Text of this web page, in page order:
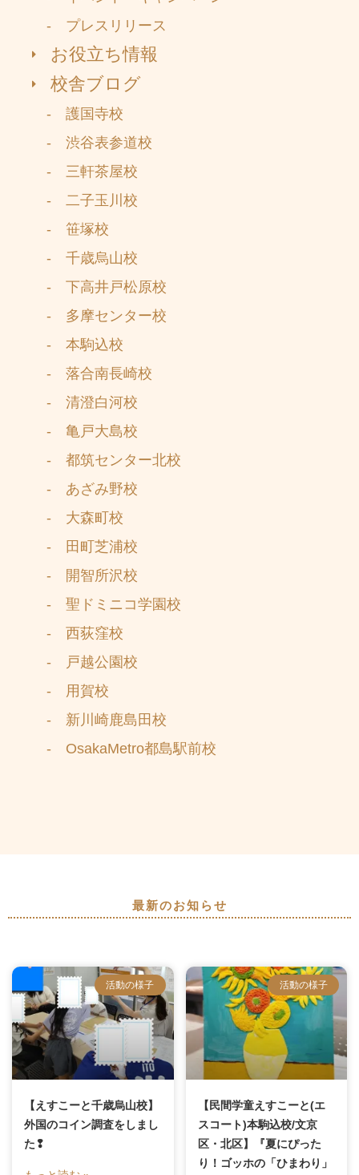
- プレスリリース
お役立ち情報
校舎ブログ
- 護国寺校
- 渋谷表参道校
- 三軒茶屋校
- 二子玉川校
- 笹塚校
- 千歳烏山校
- 下高井戸松原校
- 多摩センター校
- 本駒込校
- 落合南長崎校
- 清澄白河校
- 亀戸大島校
- 都筑センター北校
- あざみ野校
- 大森町校
- 田町芝浦校
- 開智所沢校
- 聖ドミニコ学園校
- 西荻窪校
- 戸越公園校
- 用賀校
- 新川崎鹿島田校
- OsakaMetro都島駅前校
最新のお知らせ
活動の様子
【えすこーと千歳烏山校】
外国のコイン調査をしまし
た❢
活動の様子
【民間学童えすこーと(エ
スコート)本駒込校/文京
区・北区】『夏にぴった
り！ゴッホの「ひまわり」